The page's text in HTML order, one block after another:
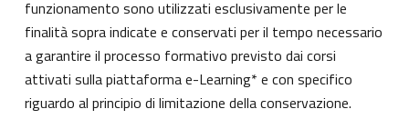
funzionamento sono utilizzati esclusivamente per le
finalità sopra indicate e conservati per il tempo necessario
a garantire il processo formativo previsto dai corsi
attivati sulla piattaforma e-Learning* e con specifico
riguardo al principio di limitazione della conservazione.